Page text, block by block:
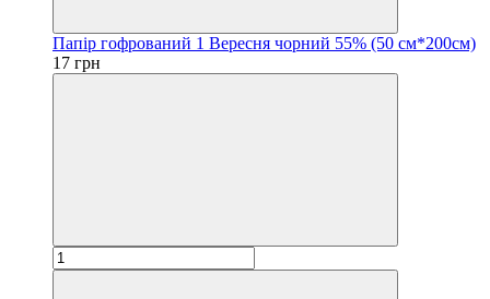
Папір гофрований 1 Вересня чорний 55% (50 см*200см)
17 грн